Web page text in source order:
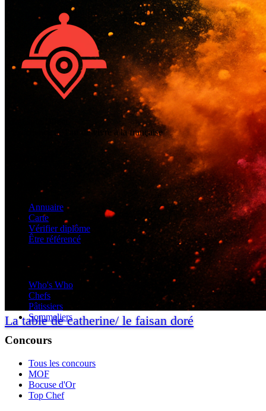
La table de catherine/ le faisan doré
L'excellence de l'art de vivre à la française
Annuaire
Carte
Vérifier diplôme
Être référencé
Who's Who
Chefs
Pâtissiers
Sommeliers
Concours
Tous les concours
MOF
Bocuse d'Or
Top Chef